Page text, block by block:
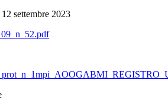
settembre 2023